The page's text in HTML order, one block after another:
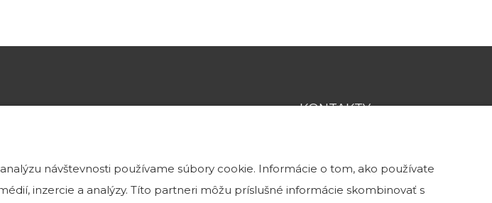
obklady môžete vidieť
KONTAKTY
info@kamenatehla.sk
návštevnosti používame súbory cookie. Informácie o tom, ako používate
inzercie a analýzy. Títo partneri môžu príslušné informácie skombinovať s